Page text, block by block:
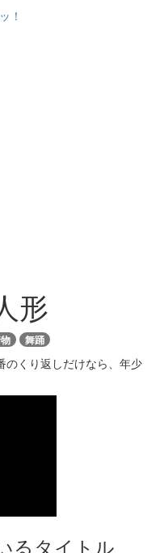
！
形
舞踊
のくり返しだけなら、年少
るタイトル